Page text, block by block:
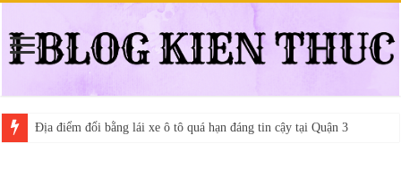
Địa điểm đổi bằng lái xe ô tô quá hạn đáng tin cậy tại Quận 3
Trung tâm nào học thi giấy phép lái xe hạng A (A2 cũ), A1 uy tín tại